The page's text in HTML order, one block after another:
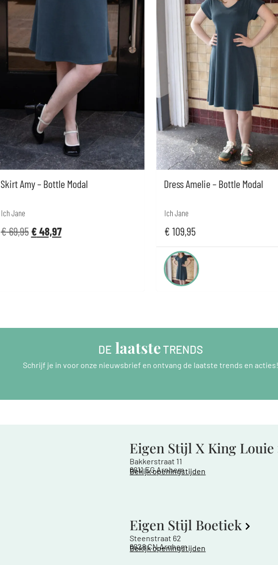
Skirt Amy – Bottle Modal
Ich Jane
€69,95€48,97
Dress Amelie – Bottle Modal
Ich Jane
€ 109,95
DE laatste TRENDS
Schrijf je in voor onze nieuwsbrief en ontvang de laatste trends en acties!
Eigen Stijl X King Louie
Bakkerstraat 11
6811 EG Arnhem
Bekijk openingstijden
Eigen Stijl Boetiek
Steenstraat 62
6828 CN Arnhem
Bekijk openingstijden